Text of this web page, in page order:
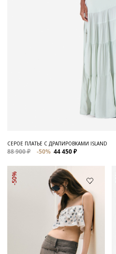
СЕРОЕ ПЛАТЬЕ С ДРАПИРОВКАМИ ISLAND
88 900 ₽ -50% 44 450 ₽
-50%